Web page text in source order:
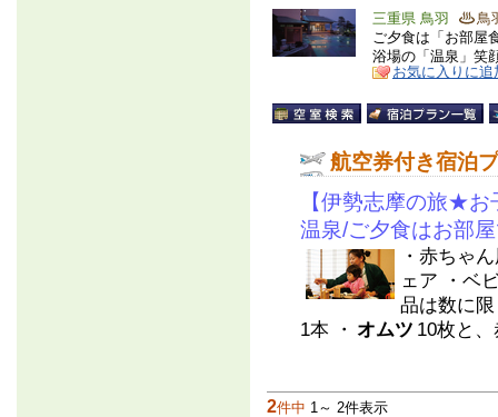
三重県 鳥羽
鳥
ご夕食は「お部屋
浴場の「温泉」笑
お気に入りに追
航空券付き宿泊
【伊勢志摩の旅★
温泉/ご夕食はお部
・赤ちゃ
ェア ・ベ
品は数に
1本 ・ オムツ 10枚と
2件中 1～ 2件表示